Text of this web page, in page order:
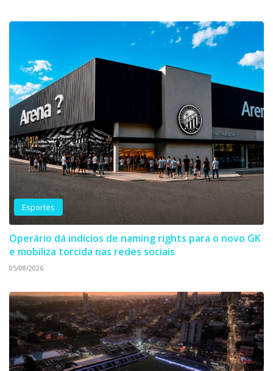
Esportes
Operário dá indícios de naming rights para o novo GK
e mobiliza torcida nas redes sociais
05/08/2026